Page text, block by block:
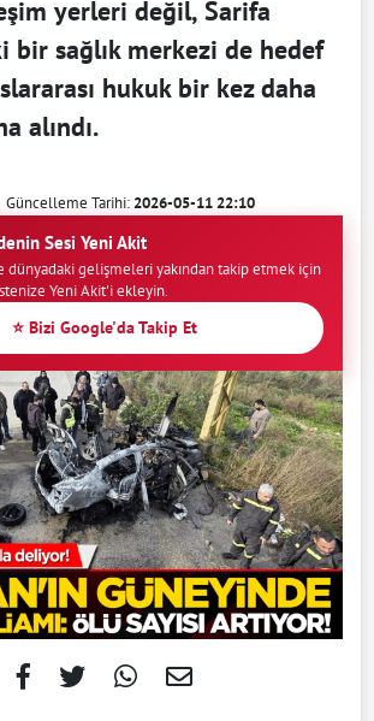
yerleri değil, Sarifa
bir sağlık merkezi de hedef
hukuk bir kez daha
alındı.
Güncelleme Tarihi:2026-05-11 22:10
Sesi Yeni Akit
dünyadaki gelişmeleri yakından takip etmek için
Yeni Akit'i ekleyin.
⭐ Bizi Google'da Takip Et